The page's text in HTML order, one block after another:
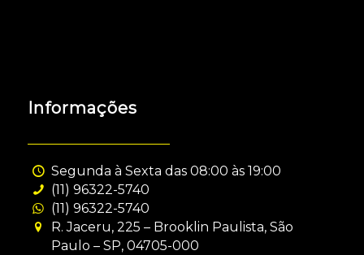
Informações
Segunda à Sexta das 08:00 às 19:00
(11) 96322-5740
(11) 96322-5740
R. Jaceru, 225 – Brooklin Paulista, São
Paulo – SP, 04705-000